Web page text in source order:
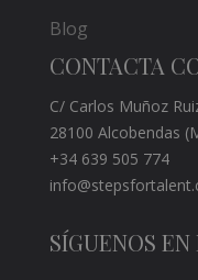
Blog
CONTACTA
C/ Carlos Muñoz
28100 Alcobendas
+34 639 505 774
SÍGUENOS EN